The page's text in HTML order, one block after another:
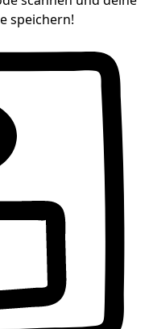
speichern!